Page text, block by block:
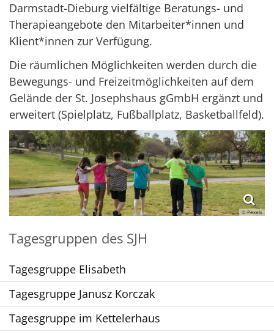
Darmstadt-Dieburg vielfältige Beratungs- und
Therapieangebote den Mitarbeiter*innen und
Klient*innen zur Verfügung.
Die räumlichen Möglichkeiten werden durch die
Bewegungs- und Freizeitmöglichkeiten auf dem
Gelände der St. Josephshaus gGmbH ergänzt und
erweitert (Spielplatz, Fußballplatz, Basketballfeld).
© Pexels
Tagesgruppen des SJH
Tagesgruppe Elisabeth
Tagesgruppe Janusz Korczak
Tagesgruppe im Kettelerhaus